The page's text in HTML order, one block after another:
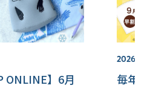
ONLINE】6月
毎年